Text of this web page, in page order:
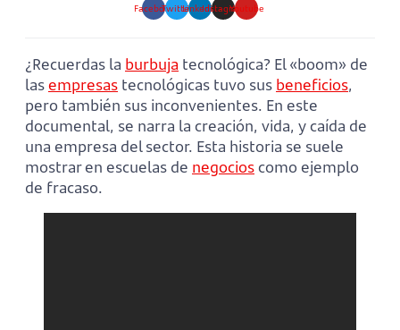
FacebookTwitterLinkedinInstagramYoutube
¿Recuerdas la burbuja tecnológica? El «boom» de
lasempresas tecnológicas tuvo sus beneficios,
pero también sus inconvenientes. En este
documental, se narra la creación, vida, y caída de
una empresa del sector. Esta historia se suele
mostrar en escuelas de negocioscomo ejemplo
de fracaso.